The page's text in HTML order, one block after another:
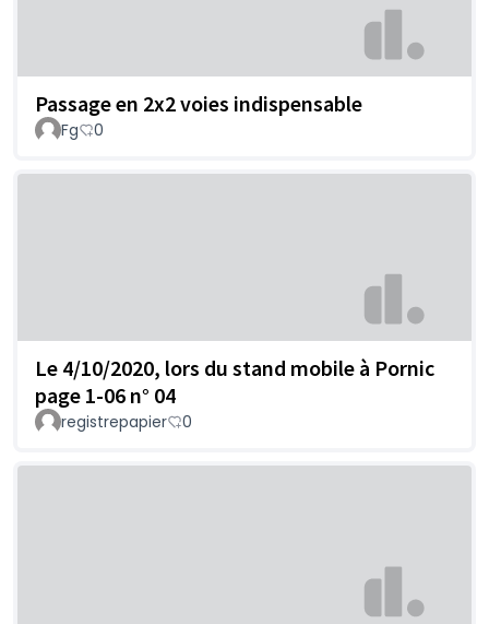
Passage en 2x2 voies indispensable
Fg 0
Le 4/10/2020, lors du stand mobile à Pornic
page 1-06 n° 04
registrepapier 0